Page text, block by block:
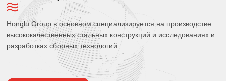
Honglu Group в основном специализируется на производстве
высококачественных стальных конструкций и исследованиях и
разработках сборных технологий.